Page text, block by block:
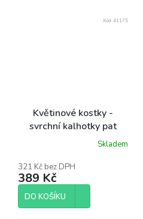
Květinové kostky -
svrchní kalhotky pat
Skladem
321 Kč bez DPH
389 Kč
DO KOŠÍKU
Kód: 41175